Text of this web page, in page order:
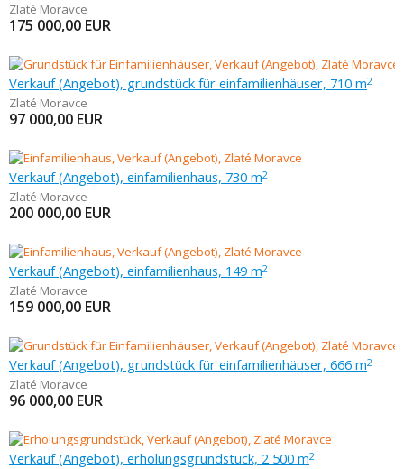
Zlaté Moravce
175 000,00 EUR
Verkauf (Angebot), grundstück für einfamilienhäuser, 710 m2
Zlaté Moravce
97 000,00 EUR
Verkauf (Angebot), einfamilienhaus, 730 m2
Zlaté Moravce
200 000,00 EUR
Verkauf (Angebot), einfamilienhaus, 149 m2
Zlaté Moravce
159 000,00 EUR
Verkauf (Angebot), grundstück für einfamilienhäuser, 666 m2
Zlaté Moravce
96 000,00 EUR
Verkauf (Angebot), erholungsgrundstück, 2 500 m2